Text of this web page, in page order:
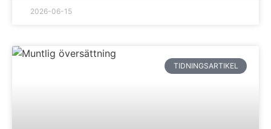
2026-06-15
TIDNINGSARTIKEL